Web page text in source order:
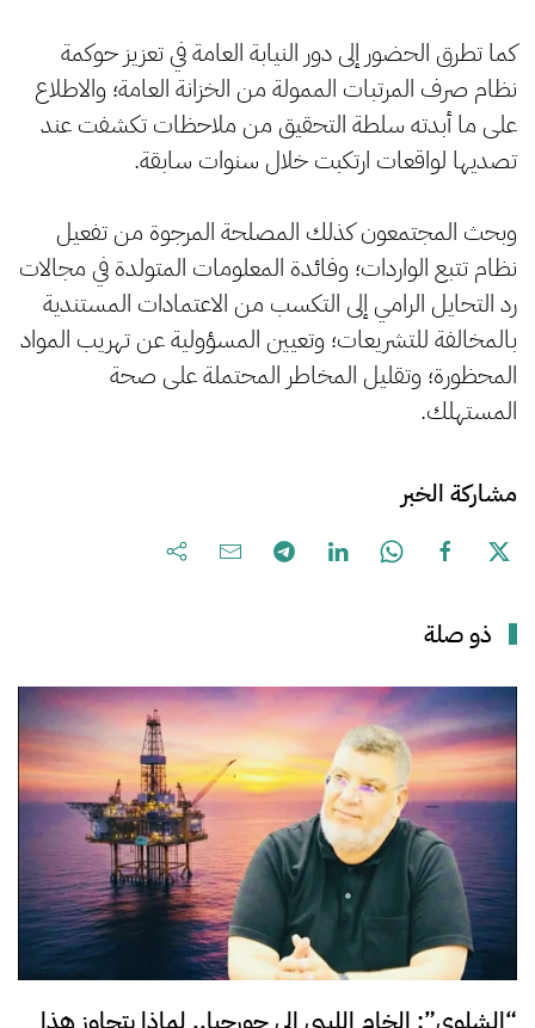
‏كما تطرق الحضور إلى دور النيابة العامة في تعزيز حوكمة
نظام صرف المرتبات الممولة من الخزانة العامة؛ والاطلاع
على ما أبدته سلطة التحقيق من ملاحظات تكشفت عند
تصديها لواقعات ارتكبت خلال سنوات سابقة.
‏وبحث المجتمعون كذلك المصلحة المرجوة من تفعيل
نظام تتبع الواردات؛ وفائدة المعلومات المتولدة في مجالات
رد التحايل الرامي إلى التكسب من الاعتمادات المستندية
بالمخالفة للتشريعات؛ وتعيين المسؤولية عن تهريب المواد
المحظورة؛ وتقليل المخاطر المحتملة على صحة
المستهلك.
مشاركة الخبر
ذو صلة
“الشلوي”: الخام الليبي إلى جورجيا.. لماذا يتجاوز هذا